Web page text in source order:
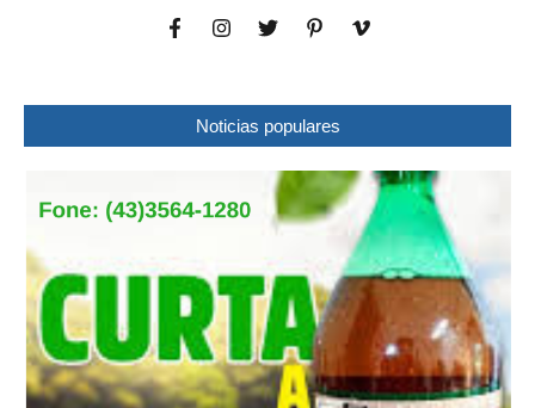
Noticias populares